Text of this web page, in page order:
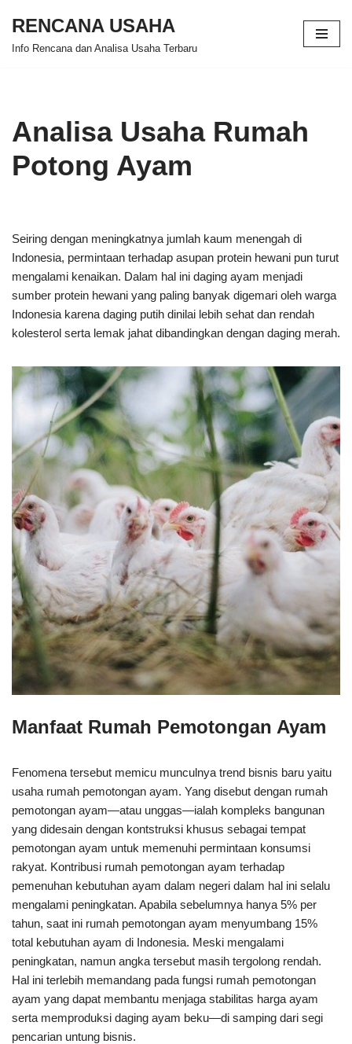
Skip
RENCANA USAHA
Info Rencana dan Analisa Usaha Terbaru
Analisa Usaha Rumah
Potong Ayam
Seiring dengan meningkatnya jumlah kaum menengah di
Indonesia, permintaan terhadap asupan protein hewani pun turut
mengalami kenaikan. Dalam hal ini daging ayam menjadi
sumber protein hewani yang paling banyak digemari oleh warga
Indonesia karena daging putih dinilai lebih sehat dan rendah
kolesterol serta lemak jahat dibandingkan dengan daging merah.
Manfaat Rumah Pemotongan Ayam
Fenomena tersebut memicu munculnya trend bisnis baru yaitu
usaha rumah pemotongan ayam. Yang disebut dengan rumah
pemotongan ayam—atau unggas—ialah kompleks bangunan
yang didesain dengan kontstruksi khusus sebagai tempat
pemotongan ayam untuk memenuhi permintaan konsumsi
rakyat. Kontribusi rumah pemotongan ayam terhadap
pemenuhan kebutuhan ayam dalam negeri dalam hal ini selalu
mengalami peningkatan. Apabila sebelumnya hanya 5% per
tahun, saat ini rumah pemotongan ayam menyumbang 15%
total kebutuhan ayam di Indonesia. Meski mengalami
peningkatan, namun angka tersebut masih tergolong rendah.
Hal ini terlebih memandang pada fungsi rumah pemotongan
ayam yang dapat membantu menjaga stabilitas harga ayam
serta memproduksi daging ayam beku—di samping dari segi
pencarian untung bisnis.